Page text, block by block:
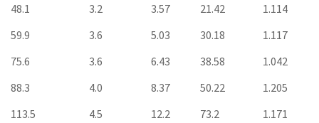
48.1
3.2 3.57 21.42
1.114
59.9
3.6 5.03 30.18
1.117
75.6
3.6 6.43 38.58
1.042
88.3
4.0 8.37 50.22
1.205
113.5
4.5 12.2 73.2 1.171